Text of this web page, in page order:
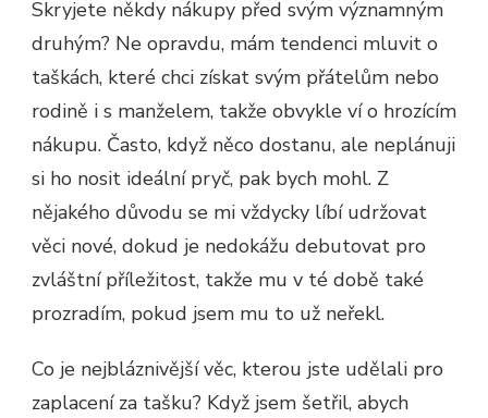
Skryjete někdy nákupy před svým významným
druhým? Ne opravdu, mám tendenci mluvit o
taškách, které chci získat svým přátelům nebo
rodině i s manželem, takže obvykle ví o hrozícím
nákupu. Často, když něco dostanu, ale neplánuji
si ho nosit ideální pryč, pak bych mohl. Z
nějakého důvodu se mi vždycky líbí udržovat
věci nové, dokud je nedokážu debutovat pro
zvláštní příležitost, takže mu v té době také
prozradím, pokud jsem mu to už neřekl.
Co je nejbláznivější věc, kterou jste udělali pro
zaplacení za tašku? Když jsem šetřil, abych